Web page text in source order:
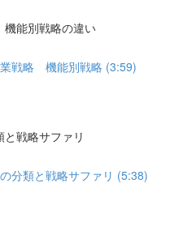
能別戦略の違い
戦略 機能別戦略 (3:59)
戦略サファリ
分類と戦略サファリ (5:38)